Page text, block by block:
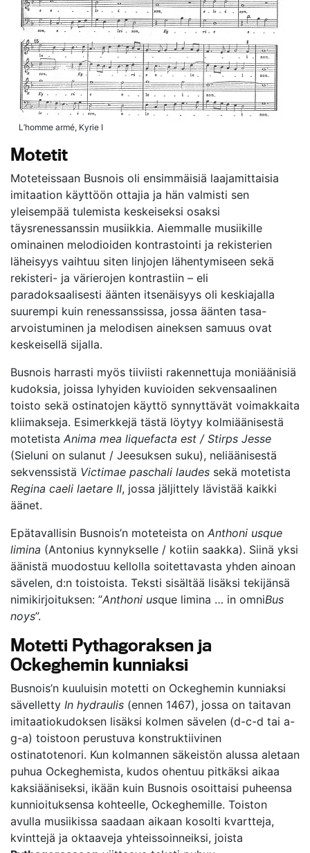
L’homme armé, Kyrie I
Motetit
Moteteissaan Busnois oli ensimmäisiä laajamittaisia
imitaation käyttöön ottajia ja hän valmisti sen
yleisempää tulemista keskeiseksi osaksi
täysrenessanssin musiikkia. Aiemmalle musiikille
ominainen melodioiden kontrastointi ja rekisterien
läheisyys vaihtuu siten linjojen lähentymiseen sekä
rekisteri- ja värierojen kontrastiin – eli
paradoksaalisesti äänten itsenäisyys oli keskiajalla
suurempi kuin renessanssissa, jossa äänten tasa-
arvoistuminen ja melodisen aineksen samuus ovat
keskeisellä sijalla.
Busnois harrasti myös tiiviisti rakennettuja moniäänisiä
kudoksia, joissa lyhyiden kuvioiden sekvensaalinen
toisto sekä ostinatojen käyttö synnyttävät voimakkaita
kliimakseja. Esimerkkejä tästä löytyy kolmiäänisestä
motetista Anima mea liquefacta est / Stirps Jesse
(Sieluni on sulanut / Jeesuksen suku), neliäänisestä
sekvenssistä Victimae paschali laudes sekä motetista
Regina caeli laetare II, jossa jäljittely lävistää kaikki
äänet.
Epätavallisin Busnois’n moteteista on Anthoni usque
limina (Antonius kynnykselle / kotiin saakka). Siinä yksi
äänistä muodostuu kellolla soitettavasta yhden ainoan
sävelen, d:n toistoista. Teksti sisältää lisäksi tekijänsä
nimikirjoituksen: ”Anthoni usque limina … in omniBus
noys”.
Motetti Pythagoraksen ja
Ockeghemin kunniaksi
Busnois’n kuuluisin motetti on Ockeghemin kunniaksi
sävelletty In hydraulis (ennen 1467), jossa on taitavan
imitaatiokudoksen lisäksi kolmen sävelen (d-c-d tai a-
g-a) toistoon perustuva konstruktiivinen
ostinatotenori. Kun kolmannen säkeistön alussa aletaan
puhua Ockeghemista, kudos ohentuu pitkäksi aikaa
kaksiääniseksi, ikään kuin Busnois osoittaisi puheensa
kunnioituksensa kohteelle, Ockeghemille. Toiston
avulla musiikissa saadaan aikaan kosolti kvartteja,
kvinttejä ja oktaaveja yhteissoinneiksi, joista